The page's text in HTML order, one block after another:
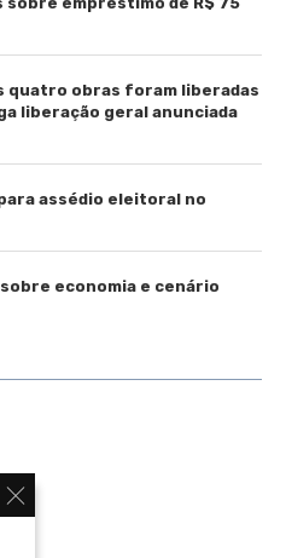
quatro obras foram liberadas
liberação geral anunciada
assédio eleitoral no
economia e cenário